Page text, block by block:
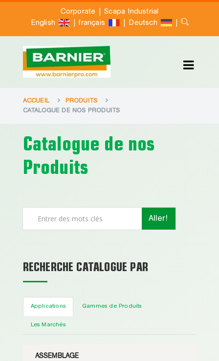
Corporate |Scapa Industrial
English
| français | Deutsch |
ACCUEIL
PRODUITS
CATALOGUE DE NOS PRODUITS
Catalogue de nos
Produits
Aller!
RECHERCHE CATALOGUE PAR
Applications Gammes de Produits
Les Marchés
ASSEMBLAGE